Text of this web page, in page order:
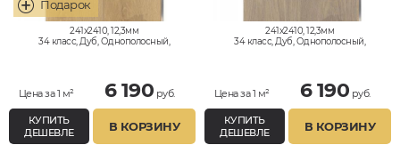
241x2410, 12,3мм
34 класс, Дуб, Однополосный,
Цена за 1 м² 6 190 руб.
КУПИТЬ
ДЕШЕВЛЕ
В КОРЗИНУ
241x2410, 12,3мм
34 класс, Дуб, Однополосный,
Цена за 1 м² 6 190 руб.
КУПИТЬ
ДЕШЕВЛЕ
В КОРЗИНУ